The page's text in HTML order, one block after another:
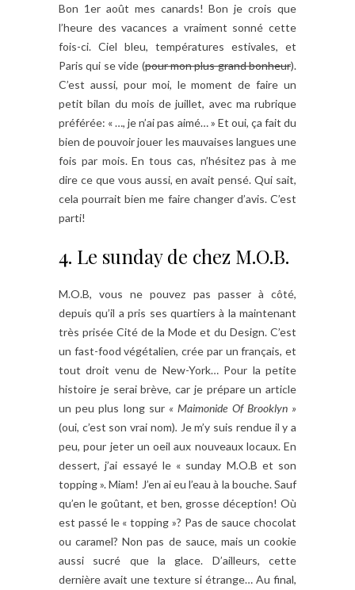
Bon 1er août mes canards! Bon je crois que
l’heure des vacances a vraiment sonné cette
fois-ci. Ciel bleu, températures estivales, et
Paris qui se vide (pour mon plus grand bonheur).
C’est aussi, pour moi, le moment de faire un
petit bilan du mois de juillet, avec ma rubrique
préférée: « …, je n’ai pas aimé… » Et oui, ça fait du
bien de pouvoir jouer les mauvaises langues une
fois par mois. En tous cas, n’hésitez pas à me
dire ce que vous aussi, en avait pensé. Qui sait,
cela pourrait bien me faire changer d’avis. C’est
parti!
4. Le sunday de chez M.O.B.
M.O.B, vous ne pouvez pas passer à côté,
depuis qu’il a pris ses quartiers à la maintenant
très prisée Cité de la Mode et du Design. C’est
un fast-food végétalien, crée par un français, et
tout droit venu de New-York… Pour la petite
histoire je serai brève, car je prépare un article
un peu plus long sur « Maimonide Of Brooklyn »
(oui, c’est son vrai nom). Je m’y suis rendue il y a
peu, pour jeter un oeil aux nouveaux locaux. En
dessert, j’ai essayé le « sunday M.O.B et son
topping ». Miam! J’en ai eu l’eau à la bouche. Sauf
qu’en le goûtant, et ben, grosse déception! Où
est passé le « topping »? Pas de sauce chocolat
ou caramel? Non pas de sauce, mais un cookie
aussi sucré que la glace. D’ailleurs, cette
dernière avait une texture si étrange… Au final,